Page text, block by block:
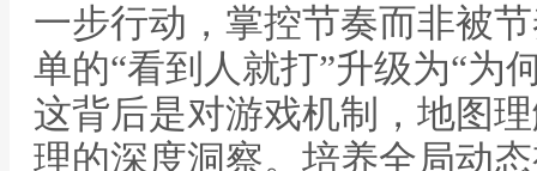
一步行动，掌控节奏而非被
单的“看到人就打”升级为“为
这背后是对游戏机制，地图
理的深度洞察。培养全局动